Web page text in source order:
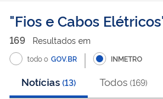
Busca
Fios e Cabos Elétricos
169 Resultados em
todo o GOV.BR INMETRO
Notícias (13) Todos (169)